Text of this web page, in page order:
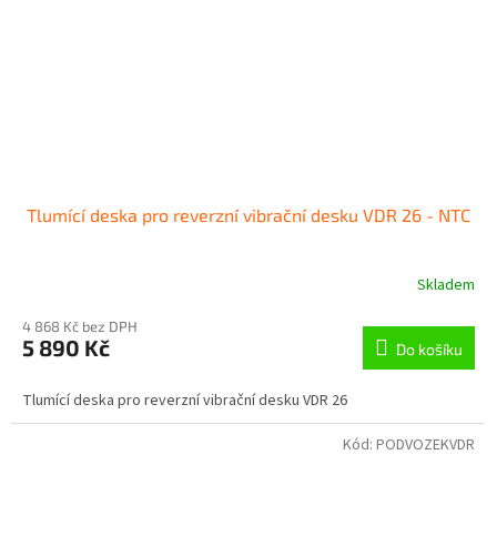
Tlumící deska pro reverzní vibrační desku VDR 26 - NTC
Skladem
4 868 Kč bez DPH
5 890 Kč Do košíku
Tlumící deska pro reverzní vibrační desku VDR 26
Kód: PODVOZEKVDR